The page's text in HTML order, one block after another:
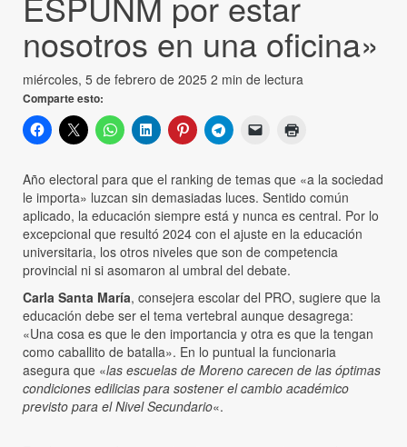
nosotros en una oficina»
miércoles, 5 de febrero de 2025 2 min de lectura
Comparte esto:
Año electoral para que el ranking de temas que «a la sociedad
le importa» luzcan sin demasiadas luces. Sentido común
aplicado, la educación siempre está y nunca es central. Por lo
excepcional que resultó 2024 con el ajuste en la educación
universitaria, los otros niveles que son de competencia
provincial ni si asomaron al umbral del debate.
Carla Santa María, consejera escolar del PRO, sugiere que la
educación debe ser el tema vertebral aunque desagrega:
«Una cosa es que le den importancia y otra es que la tengan
como caballito de batalla». En lo puntual la funcionaria
asegura que «las escuelas de Moreno carecen de las óptimas
condiciones edilicias para sostener el cambio académico
previsto para el Nivel Secundario«.